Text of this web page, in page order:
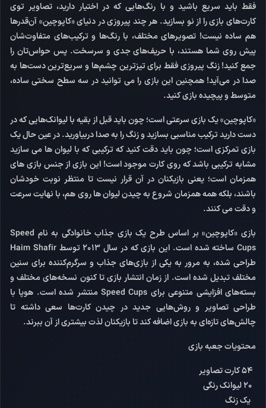
فقط باید سریع باشید و با رنگ‌هایی که در اختیار دارید، تصاویر توی
کارت‌های بازی را از نو بسازید. هر چند پیروزی در دنیای «کاپوچین» آن‌قدرها
هم ساده نیست! تصویرهای مختلف، با رنگ‌ها و ترکیب‌های متفاوت‌شان
پیش روی شما هستند، با حریف‌های جدی و سرسخت. پس حواس‌تان را
جمع کنید! زنگ پیروزی فقط برای تیزترین چشم‌ها و سریع‌ترین دست‌ها به
صدا در می‌آید! همچنین این بازی را می توانید در سه سطح سختی ساده،
متوسط و پیچیده بازی کنید.
«کاپوچین» یک بازی سرعتی است؛ چون باید قبل از بقیه با لیوانک‌هایی که در
دست دارید ترکیب مناسبی بسازید و زنگ را به صدا دربیاورید. در عین حال یک
بازی تمرکزی است؛ چون باید دقت کنید که ترکیبی که با لیوان ها می سازید
مشابه ترکیبی باشد که روی کارت موجود است! این بازی از جنس بازی های
همزمان است؛ یعنی بازیکنان در آن قرار نیست تا منتظر نوبت خودشان
باشند، بلکه همه همزمان شروع به چیدن لیوان ها روی هم، با نهایت سرعت
و دقت می کنند.
بازی «کاپوچین» بر اساس طرح یک بازی جذاب خانوادگی به نام Speed
Cups ساخته شده است. این بازی که در سال 2013 توسط Haim Shafir
طراحی شده، به مرور به یکی از بازی‌های جذاب و سرگرم‌کننده برای سنین
مختلف تبدیل شده است. از زمان انتشار بازی تا کنون نسخه‌های مختلف و
بسته‌های افزایشی متنوعی برای Speed Cups منتشر شده است. هوپا با
طراحی تصاویر و روش‌هایی جدید در چیدن کارت‌ها سعی داشته تا
چالش‌های تازه‌ای به بازی اضافه کند تا بازیکنان لذت بیشتری از آن ببرند.
محتویات جعبه بازی
یک زنگ